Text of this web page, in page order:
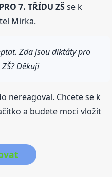
7. TŘÍDU ZŠse k
Mirka.
Zda jsou diktáty pro
ZŠ? Děkuji
nereagoval. Chcete se k
a budete moci vložit